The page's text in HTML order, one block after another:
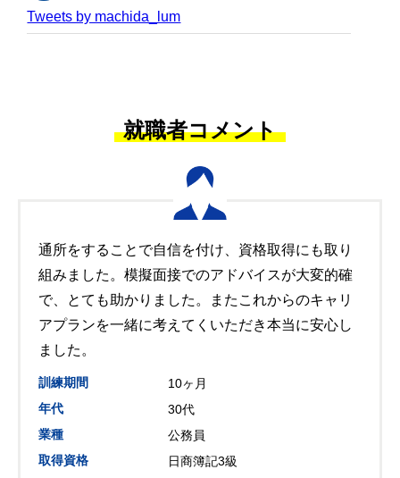
Tweets by machida_lum
就職者コメント
通所をすることで自信を付け、資格取得にも取り
組みました。模擬面接でのアドバイスが大変的確
で、とても助かりました。またこれからのキャリ
アプランを一緒に考えてくいただき本当に安心し
ました。
訓練期間
10ヶ月
年代
30代
業種
公務員
取得資格
日商簿記3級